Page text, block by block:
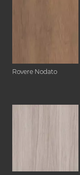
Rovere Nodato